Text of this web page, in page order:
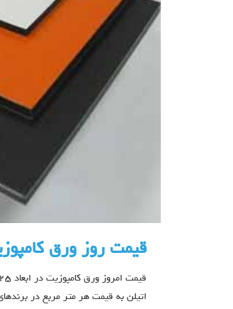
قیمت روز ورق
اتيلن به قيمت هر متر مربع در برندهاي